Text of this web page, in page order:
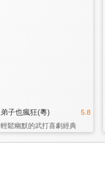
5.8
弟子也瘋狂(粵)
輕鬆幽默的武打喜劇經典